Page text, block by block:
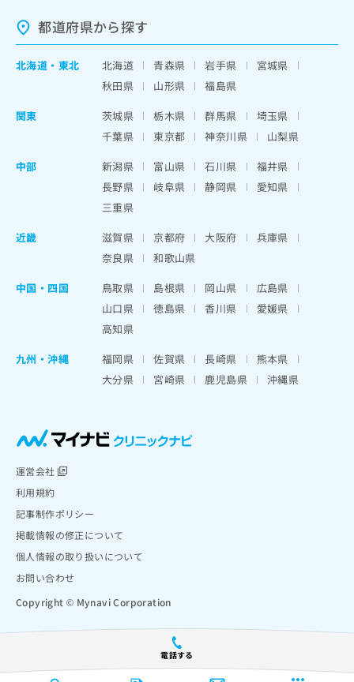
電話する
都道府県から探す
北海道 ・ 東北 北海道 青森県 岩手県
宮城県
秋田県
山形県
福島県
関東
茨城県 栃木県 群馬県
埼玉県
千葉県
東京都 神奈川県
山梨県
中部
新潟県 富山県 石川県
福井県
長野県
岐阜県 静岡県
愛知県
三重県
近畿
滋賀県 京都府 大阪府
兵庫県
奈良県
和歌山県
中国・四国
鳥取県 島根県 岡山県
広島県
山口県
徳島県 香川県
愛媛県
高知県
九州・沖縄
福岡県 佐賀県 長崎県
熊本県
大分県
宮崎県 鹿児島県 沖縄県
運営会社
利用規約
記事制作ポリシー
掲載情報の修正について
個人情報の取り扱いについて
お問い合わせ
Copyright © Mynavi Corporation